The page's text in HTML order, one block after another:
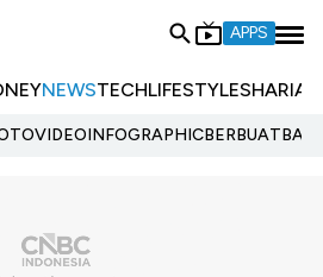
APPS
NEWSTECHLIFESTYLESHARIA
VIDEOINFOGRAPHIC